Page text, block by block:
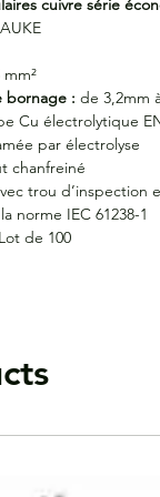
cuivre série
mm²
bornage : de 3,2mm
Cu électrolytique
par électrolyse
chanfreiné
trou d’inspection
norme IEC 61238-1
de 100